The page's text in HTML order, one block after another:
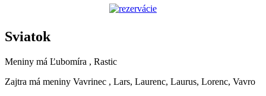
Sviatok
Meniny má Ľubomíra , Rastic
Zajtra má meniny Vavrinec , Lars, Laurenc, Laurus, Lorenc, Vavro